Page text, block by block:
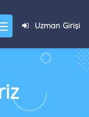
Uzman Girişi